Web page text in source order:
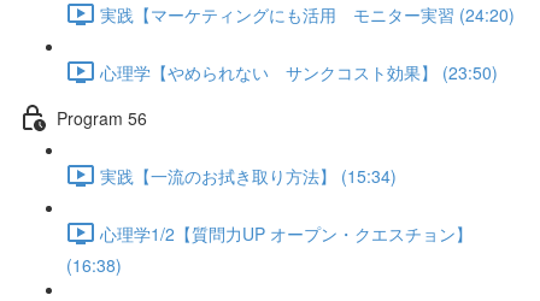
実践【マーケティングにも活用 モニター実習 (24:20)
心理学【やめられない サンクコスト効果】 (23:50)
Program 56
実践【一流のお拭き取り方法】 (15:34)
心理学1/2【質問力UP オープン・クエスチョン】
(16:38)